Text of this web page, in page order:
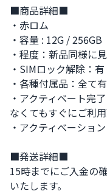
■商品詳細■
・赤ロム
・容量 : 12G / 256GB
・程度：新品同様に
・SIMロック解除：有
・各種付属品：全て
・アクティベート完
なくてもすぐにご利用
・アクティべーショ
■発送詳細■
15時までにご入金の
いたします。